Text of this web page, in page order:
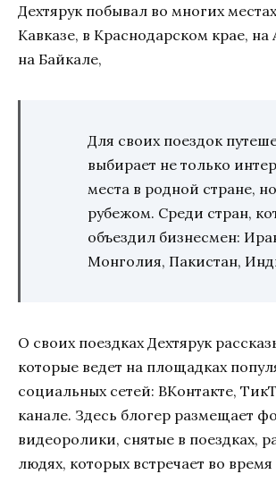
Дехтярук побывал во многих
Кавказе, в Краснодарском крае, на
на Байкале,
Для своих поездок
выбирает не только
места в родной стране,
рубежом. Среди стран,
объездил бизнесмен:
Монголия, Пакистан,
О своих поездках Дехтярук
которые ведет на площадках
социальных сетей: ВКонтакте,
канале. Здесь блогер размещает
видеоролики, снятые в поездках,
людях, которых встречает во